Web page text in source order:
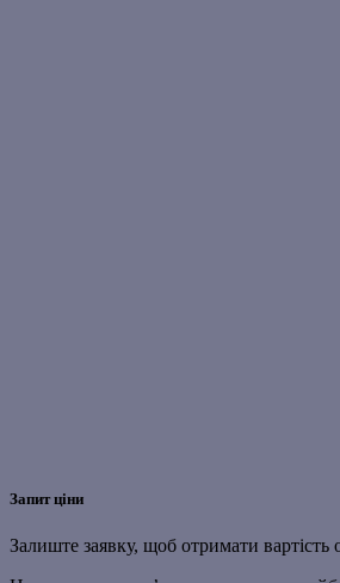
Запит ціни
Залиште заявку, щоб отримати вартість